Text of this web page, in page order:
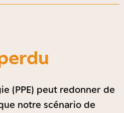
(PPE) peut redonner de
notre scénario de